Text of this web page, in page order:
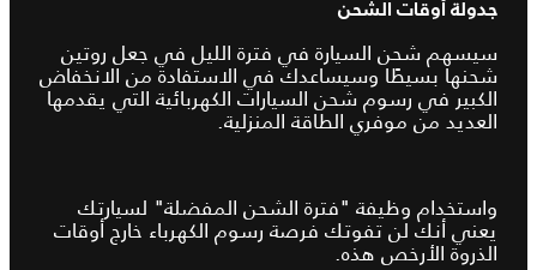
جدولة أوقات الشحن
سيسهم شحن السيارة في فترة الليل في جعل روتين
شحنها بسيطًا وسيساعدك في الاستفادة من الانخفاض
الكبير في رسوم شحن السيارات الكهربائية التي يقدمها
العديد من موفري الطاقة المنزلية.
واستخدام وظيفة "فترة الشحن المفضلة" لسيارتك
يعني أنك لن تفوتك فرصة رسوم الكهرباء خارج أوقات
الذروة الأرخص هذه.